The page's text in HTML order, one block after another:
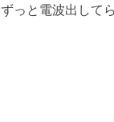
っと電波出して